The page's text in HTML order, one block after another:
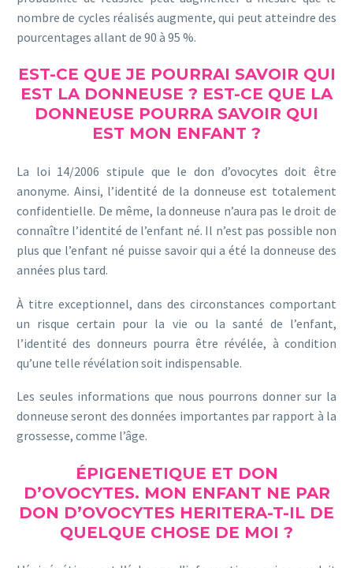
nombre de cycles réalisés augmente, qui peut atteindre des
pourcentages allant de 90 à 95 %.
EST-CE QUE JE POURRAI SAVOIR QUI
EST LA DONNEUSE ? EST-CE QUE LA
DONNEUSE POURRA SAVOIR QUI
EST MON ENFANT ?
La loi 14/2006 stipule que le don d’ovocytes doit être
anonyme. Ainsi, l’identité de la donneuse est totalement
confidentielle. De même, la donneuse n’aura pas le droit de
connaître l’identité de l’enfant né. Il n’est pas possible non
plus que l’enfant né puisse savoir qui a été la donneuse des
années plus tard.
À titre exceptionnel, dans des circonstances comportant
un risque certain pour la vie ou la santé de l’enfant,
l’identité des donneurs pourra être révélée, à condition
qu’une telle révélation soit indispensable.
Les seules informations que nous pourrons donner sur la
donneuse seront des données importantes par rapport à la
grossesse, comme l’âge.
ÉPIGENETIQUE ET DON
D’OVOCYTES. MON ENFANT NE PAR
DON D’OVOCYTES HERITERA-T-IL DE
QUELQUE CHOSE DE MOI ?